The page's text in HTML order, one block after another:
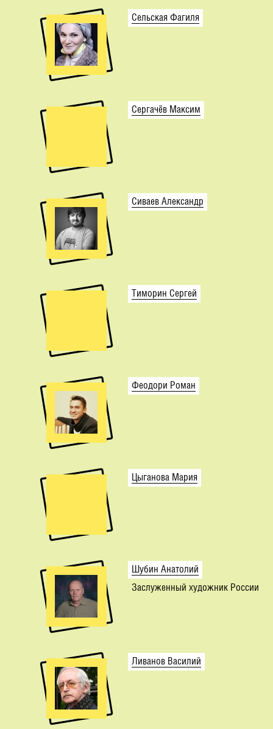
Сельская Фагиля
Сергачёв Максим
Сиваев Александр
Тиморин Сергей
Феодори Роман
Цыганова Мария
Шубин Анатолий
Заслуженный художник России
Ливанов Василий